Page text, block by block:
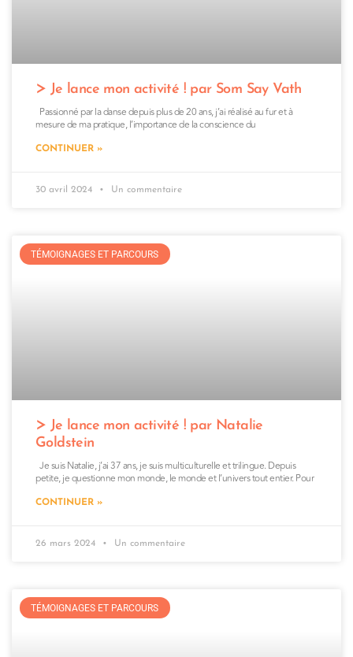
Je lance mon activité ! par Som Say Vath
Passionné par la danse depuis plus de 20 ans, j’ai réalisé au fur et à
mesure de ma pratique, l’importance de la conscience du
CONTINUER »
30 avril 2024 Un commentaire
TÉMOIGNAGES ET PARCOURS
Je lance mon activité ! par Natalie
Goldstein
Je suis Natalie, j’ai 37 ans, je suis multiculturelle et trilingue. Depuis
petite, je questionne mon monde, le monde et l’univers tout entier. Pour
CONTINUER »
26 mars 2024 Un commentaire
TÉMOIGNAGES ET PARCOURS